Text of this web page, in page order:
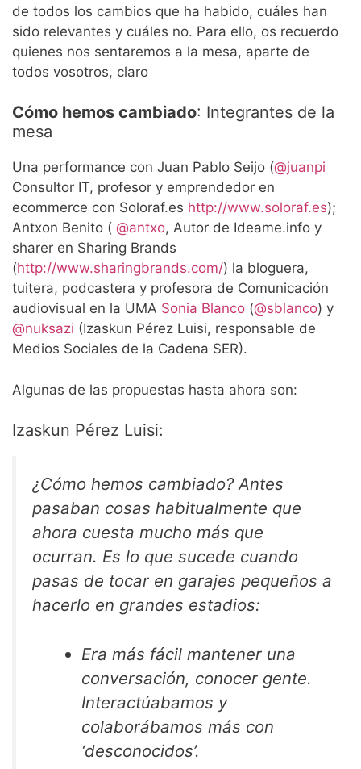
de todos los cambios que ha habido, cuáles han
sido relevantes y cuáles no. Para ello, os recuerdo
quienes nos sentaremos a la mesa, aparte de
todos vosotros, claro
Cómo hemos cambiado: Integrantes de la
mesa
Una performance con Juan Pablo Seijo (@juanpi
Consultor IT, profesor y emprendedor en
ecommerce con Soloraf.es http://www.soloraf.es);
Antxon Benito ( @antxo, Autor de Ideame.info y
sharer en Sharing Brands
(http://www.sharingbrands.com/) la bloguera,
tuitera, podcastera y profesora de Comunicación
audiovisual en la UMA Sonia Blanco (@sblanco) y
@nuksazi (Izaskun Pérez Luisi, responsable de
Medios Sociales de la Cadena SER).
Algunas de las propuestas hasta ahora son:
Izaskun Pérez Luisi:
¿Cómo hemos cambiado? Antes
pasaban cosas habitualmente que
ahora cuesta mucho más que
ocurran. Es lo que sucede cuando
pasas de tocar en garajes pequeños a
hacerlo en grandes estadios:
Era más fácil mantener una
conversación, conocer gente.
Interactúabamos y
colaborábamos más con
‘desconocidos’.